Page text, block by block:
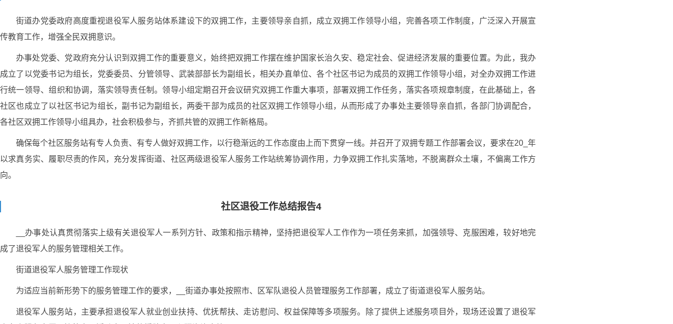
街道办党委政府高度重视退役军人服务站体系建设下的双拥工作，主要领导亲自抓，成立双拥工作领导小组，完善各项工作制度，广泛深入开展宣
传教育工作，增强全民双拥意识。
办事处党委、党政府充分认识到双拥工作的重要意义，始终把双拥工作摆在维护国家长治久安、稳定社会、促进经济发展的重要位置。为此，我办
成立了以党委书记为组长，党委委员、分管领导、武装部部长为副组长，相关办直单位、各个社区书记为成员的双拥工作领导小组，对全办双拥工作进
行统一领导、组织和协调，落实领导责任制。领导小组定期召开会议研究双拥工作重大事项，部署双拥工作任务，落实各项规章制度，在此基础上，各
社区也成立了以社区书记为组长，副书记为副组长，两委干部为成员的社区双拥工作领导小组，从而形成了办事处主要领导亲自抓，各部门协调配合，
各社区双拥工作领导小组具办，社会积极参与，齐抓共管的双拥工作新格局。
确保每个社区服务站有专人负责、有专人做好双拥工作，以行稳渐远的工作态度由上而下贯穿一线。并召开了双拥专题工作部署会议，要求在20_年
以求真务实、履职尽责的作风，充分发挥街道、社区两级退役军人服务工作站统筹协调作用，力争双拥工作扎实落地，不脱离群众土壤，不偏离工作方
向。
社区退役工作总结报告4
__办事处认真贯彻落实上级有关退役军人一系列方针、政策和指示精神，坚持把退役军人工作作为一项任务来抓，加强领导、克服困难，较好地完
成了退役军人的服务管理相关工作。
街道退役军人服务管理工作现状
为适应当前新形势下的服务管理工作的要求，__街道办事处按照市、区军队退役人员管理服务工作部署，成立了街道退役军人服务站。
退役军人服务站，主要承担退役军人就业创业扶持、优抚帮扶、走访慰问、权益保障等多项服务。除了提供上述服务项目外，现场还设置了退役军